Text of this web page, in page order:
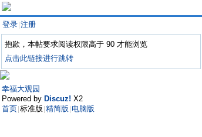
登录 注册
抱歉，本帖要求阅读权限高于 90 才能浏览
点击此链接进行跳转
幸福大观园
Powered by Discuz! X2
首页 标准版 精简版 电脑版